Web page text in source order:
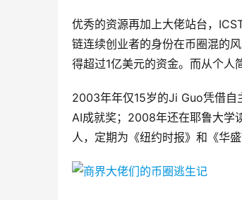
优秀的资源再加上大佬站台，
链连续创业者的身份在币圈混的
得超过1亿美元的资金。而从个人
2003年年仅15岁的Ji Guo凭借自
AI成就奖；2008年还在耶鲁大学
人，定期为《纽约时报》和《华盛